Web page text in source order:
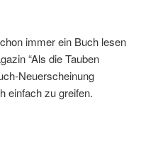
immer ein Buch lesen
“Als die Tauben
Neuerscheinung
einfach zu greifen.